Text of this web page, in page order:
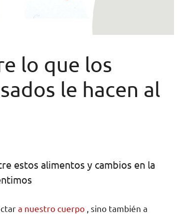
lo que los
​​le hacen al
estos alimentos y cambios en la
a nuestro cuerpo , sino también a